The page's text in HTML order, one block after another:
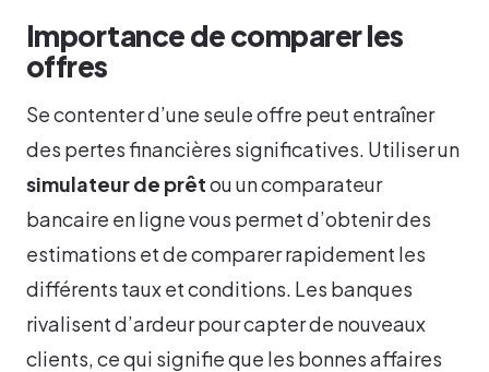
Importance de comparer les
offres
Se contenter d’une seule offre peut entraîner
des pertes financières significatives. Utiliser un
simulateur de prêtou un comparateur
bancaire en ligne vous permet d’obtenir des
estimations et de comparer rapidement les
différents taux et conditions. Les banques
rivalisent d’ardeur pour capter de nouveaux
clients, ce qui signifie que les bonnes affaires